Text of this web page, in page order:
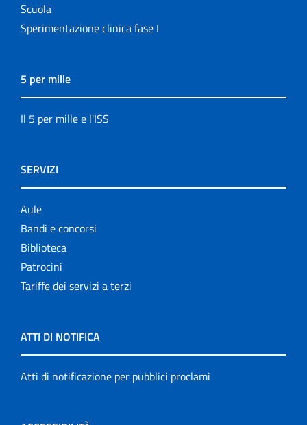
Scuola
Sperimentazione clinica fase I
5 per mille
Il 5 per mille e l'ISS
SERVIZI
Aule
Bandi e concorsi
Biblioteca
Patrocini
Tariffe dei servizi a terzi
ATTI DI NOTIFICA
Atti di notificazione per pubblici proclami